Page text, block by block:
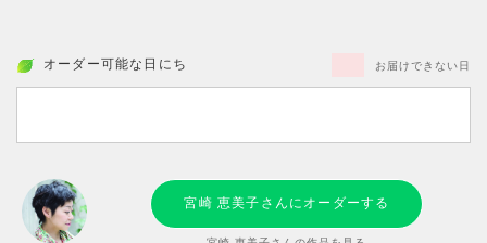
オーダー可能な日にち お届けできない日
宮崎 恵美子さんにオーダーする